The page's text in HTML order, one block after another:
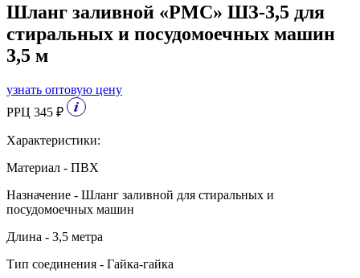
Шланг заливной «РМС» ШЗ-3,5 для
стиральных и посудомоечных машин
3,5 м
узнать оптовую цену
РРЦ 345 ₽
Характеристики:
Материал - ПВХ
Назначение - Шланг заливной для стиральных и
посудомоечных машин
Длина - 3,5 метра
Тип соединения - Гайка-гайка